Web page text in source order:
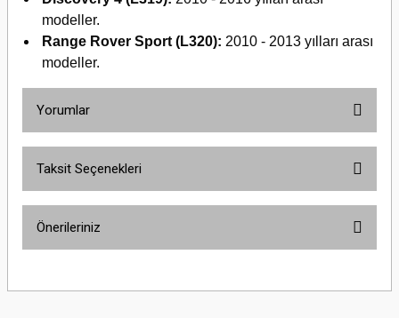
modeller.
Range Rover Sport (L320): 2010 - 2013 yılları arası
modeller.
Yorumlar
Taksit Seçenekleri
Önerileriniz
yetersiz gördüğünüz noktaları öneri formunu kullanarak tarafımıza